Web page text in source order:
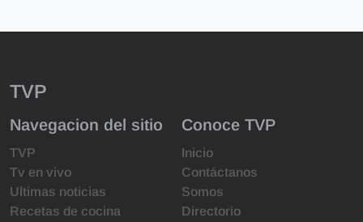
TVP
Navegacion del sitio
TVP
Tv en vivo
Ultimas noticias
Recetas de cocina
Conoce TVP
Inicio
Contáctanos
Somos
Directorio